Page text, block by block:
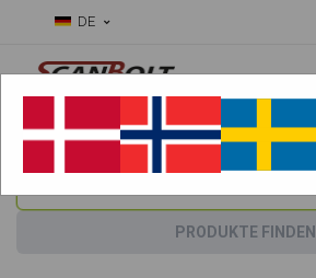
DE
Benötigen Sie Hilfe bei
PRODUKTE FINDEN